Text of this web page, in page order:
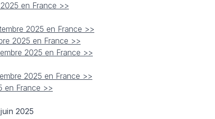
en France >>
2025 en France >>
2025 en France >>
2025 en France >>
2025 en France >>
en France >>
2025